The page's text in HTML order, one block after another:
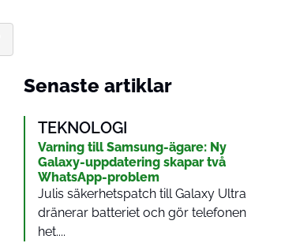
Senaste artiklar
TEKNOLOGI
Varning till Samsung-ägare: Ny
Galaxy-uppdatering skapar två
WhatsApp-problem
Julis säkerhetspatch till Galaxy Ultra
dränerar batteriet och gör telefonen
het....